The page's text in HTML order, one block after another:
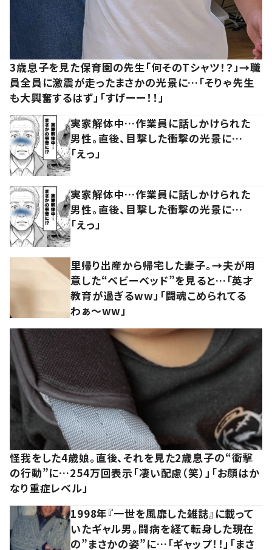
3歳息子を見た保育園の先生「何そのTシャツ！？」→職
員全員に激震が走ったまさかの光景に…「そりゃ先生
も大興奮するはず」「すげーー！！」
実家解体中…作業員に話しかけられた
男性。直後、目撃した衝撃の光景に…
「えっ」
実家解体中…作業員に話しかけられた
男性。直後、目撃した衝撃の光景に…
「えっ」
里帰り出産から帰宅した妻子。→夫が用
意した“ベビーベッド”を見ると…「英才
教育が過ぎるww」「闘魂こめられてる
わぁ～ww」
怪我をした4歳娘。直後、それを見た2歳息子の“衝撃
の行動”に…254万回表示「凄い配慮（笑）」「お顔はか
なり重症レベル」
1998年『一世を風靡した雑誌』に載って
いたギャル男。闘病を経て転身した現在
の”まさかの姿”に…「ギャップ！！」「まさ